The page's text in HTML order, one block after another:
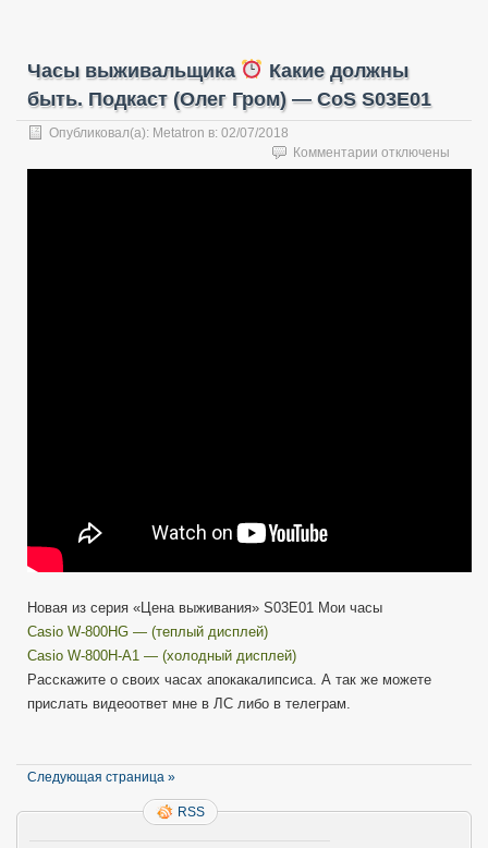
Часы выживальщика
Какие должны
быть. Подкаст (Олег Гром) — CoS S03E01
Опубликовал(а): Metatron в: 02/07/2018
Комментарии к
записи
отключены
Новая из серия «Цена выживания» S03E01 Мои часы
Casio W-800HG — (теплый дисплей)
Casio W-800H-A1 — (холодный дисплей)
Расскажите о своих часах апокакалипсиса. А так же можете
прислать видеоответ мне в ЛС либо в телеграм.
Следующая страница »
RSS